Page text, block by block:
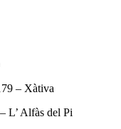
– Xàtiva
L’ Alfàs del Pi